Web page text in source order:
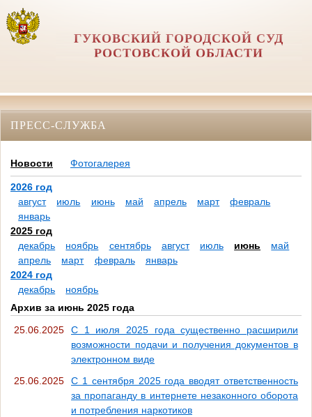
ГУКОВСКИЙ ГОРОДСКОЙ СУД
РОСТОВСКОЙ ОБЛАСТИ
ПРЕСС-СЛУЖБА
Новости Фотогалерея
2026 год
август
июль июнь май апрель март
февраль
январь
2025 год
декабрь
ноябрь сентябрь август июль июнь
май
апрель
март февраль
январь
2024 год
декабрь
ноябрь
Архив за июнь 2025 года
25.06.2025
С 1 июля 2025 года существенно расширили
возможности подачи и получения документов в
электронном виде
25.06.2025
С 1 сентября 2025 года вводят ответственность
за пропаганду в интернете незаконного оборота
и потребления наркотиков